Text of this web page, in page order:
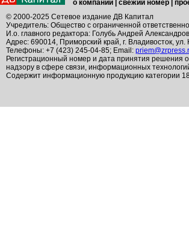
о компании свежий номер
© 2000-2025 Сетевое издание ДВ Капитал
Учредитель: Общество с ограниченной
И.о. главного редактора: Голубь Андрей
Адрес: 690014, Приморский край, г. Владивосток,
Телефоны: +7 (423) 245-04-85; Email:
Регистрационный номер и дата принятия решения
надзору в сфере связи, информационных
Содержит информационную продукцию категории